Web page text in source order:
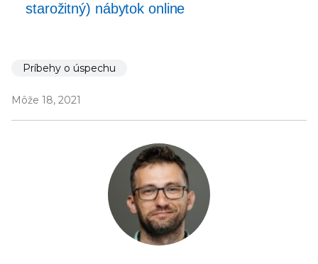
starožitný) nábytok online
Príbehy o úspechu
Môže 18, 2021